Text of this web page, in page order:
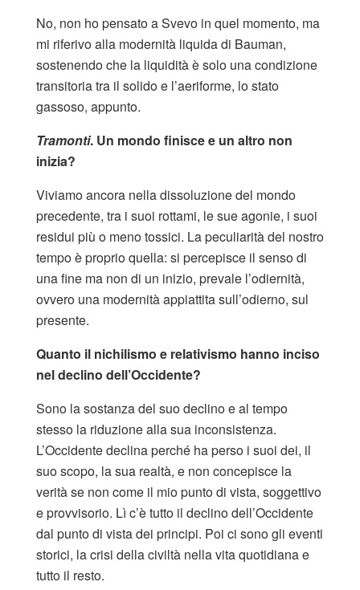
No, non ho pensato a Svevo in quel momento, ma
mi riferivo alla modernità liquida di Bauman,
sostenendo che la liquidità è solo una condizione
transitoria tra il solido e l’aeriforme, lo stato
gassoso, appunto.
Tramonti. Un mondo finisce e un altro non
inizia?
Viviamo ancora nella dissoluzione del mondo
precedente, tra i suoi rottami, le sue agonie, i suoi
residui più o meno tossici. La peculiarità del nostro
tempo è proprio quella: si percepisce il senso di
una fine ma non di un inizio, prevale l’odiernità,
ovvero una modernità appiattita sull’odierno, sul
presente.
Quanto il nichilismo e relativismo hanno inciso
nel declino dell’Occidente?
Sono la sostanza del suo declino e al tempo
stesso la riduzione alla sua inconsistenza.
L’Occidente declina perché ha perso i suoi dei, il
suo scopo, la sua realtà, e non concepisce la
verità se non come il mio punto di vista, soggettivo
e provvisorio. Lì c’è tutto il declino dell’Occidente
dal punto di vista dei principi. Poi ci sono gli eventi
storici, la crisi della civiltà nella vita quotidiana e
tutto il resto.